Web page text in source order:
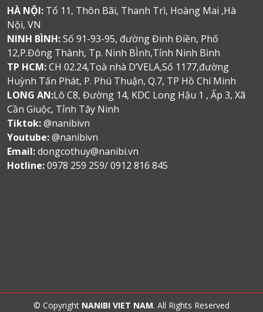
HÀ NỘI: Tổ 11, Thôn Bãi, Thanh Trì, Hoàng Mai ,Hà
Nội, VN
NINH BÌNH:Số 91-93-95, đường Đinh Điền, Phố
12,P.Đông Thành, Tp. Ninh BÌnh,Tỉnh Ninh Bình
TP HCM:CH 02.24,Toà nhà D’VELA,Số 1177,đường
Huỳnh Tấn Phát, P. Phú Thuận, Q.7, TP Hồ Chí Minh
LONG AN:Lô C8, Đường 14, KDC Long Hậu 1 , Ấp 3, Xã
Cần Giuộc, Tỉnh Tây Ninh
Tiktok:@nanibivn
Youtube:@nanibivn
Email:dongcothuy@nanibi.vn
Hotline:0978 259 259/ 0912 816 845
© Copyright NANIBI VIET NAM. All Rights Reserved